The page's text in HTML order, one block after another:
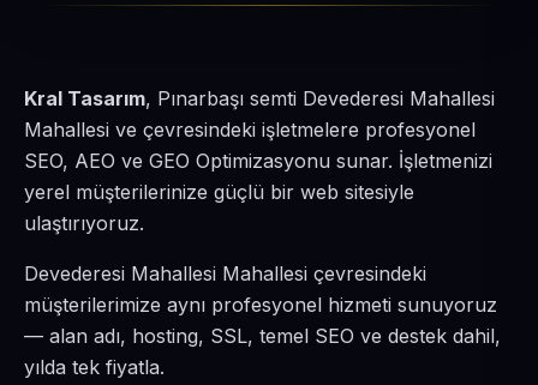
Kral Tasarım, Pınarbaşı semti Devederesi Mahallesi
Mahallesi ve çevresindeki işletmelere profesyonel
SEO, AEO ve GEO Optimizasyonu sunar. İşletmenizi
yerel müşterilerinize güçlü bir web sitesiyle
ulaştırıyoruz.
Devederesi Mahallesi Mahallesi çevresindeki
müşterilerimize aynı profesyonel hizmeti sunuyoruz
— alan adı, hosting, SSL, temel SEO ve destek dahil,
yılda tek fiyatla.